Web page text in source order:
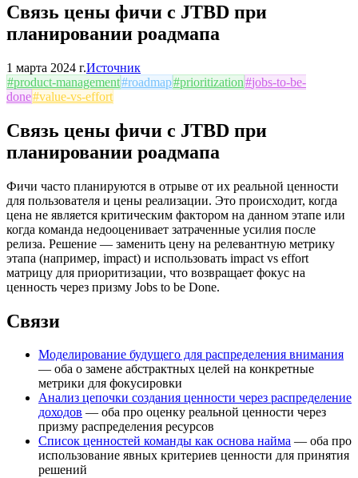
Связь цены фичи с JTBD при
планировании роадмапа
1 марта 2024 г.Источник
#product-management#roadmap#prioritization#jobs-to-be-
done#value-vs-effort
Связь цены фичи с JTBD при
планировании роадмапа
Фичи часто планируются в отрыве от их реальной ценности
для пользователя и цены реализации. Это происходит, когда
цена не является критическим фактором на данном этапе или
когда команда недооценивает затраченные усилия после
релиза. Решение — заменить цену на релевантную метрику
этапа (например, impact) и использовать impact vs effort
матрицу для приоритизации, что возвращает фокус на
ценность через призму Jobs to be Done.
Связи
Моделирование будущего для распределения внимания
— оба о замене абстрактных целей на конкретные
метрики для фокусировки
Анализ цепочки создания ценности через распределение
доходов — оба про оценку реальной ценности через
призму распределения ресурсов
Список ценностей команды как основа найма — оба про
использование явных критериев ценности для принятия
решений